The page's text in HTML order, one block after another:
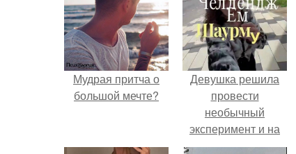
Мудрая притча о
большой мечте?
Девушка решила
провести
необычный
эксперимент и на
протяжении 30